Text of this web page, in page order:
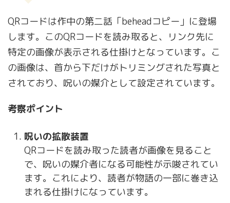
QRコードは作中の第二話「beheadコピー」に登場
します。このQRコードを読み取ると、リンク先に
特定の画像が表示される仕掛けとなっています。こ
の画像は、首から下だけがトリミングされた写真と
されており、呪いの媒介として設定されています。
考察ポイント
呪いの拡散装置
QRコードを読み取った読者が画像を見ること
で、呪いの媒介者になる可能性が示唆されてい
ます。これにより、読者が物語の一部に巻き込
まれる仕掛けになっています。